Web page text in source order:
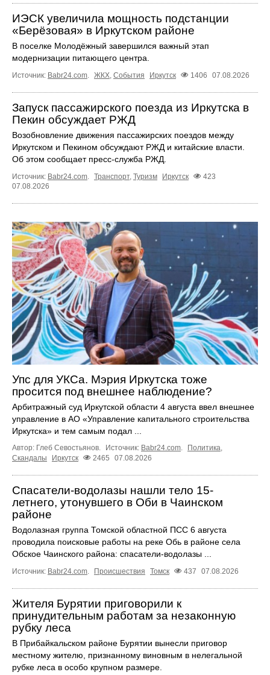
ИЭСК увеличила мощность подстанции
«Берёзовая» в Иркутском районе
В поселке Молодёжный завершился важный этап
модернизации питающего центра.
Источник: Babr24.com. ЖКХ, События Иркутск 1406 07.08.2026
Запуск пассажирского поезда из Иркутска в
Пекин обсуждает РЖД
Возобновление движения пассажирских поездов между
Иркутском и Пекином обсуждают РЖД и китайские власти.
Об этом сообщает пресс‑служба РЖД.
Источник: Babr24.com. Транспорт, Туризм Иркутск
423
07.08.2026
Упс для УКСа. Мэрия Иркутска тоже
просится под внешнее наблюдение?
Арбитражный суд Иркутской области 4 августа ввел внешнее
управление в АО «Управление капитального строительства
Иркутска» и тем самым подал ...
Автор: Глеб Севостьянов. Источник: Babr24.com. Политика,
Скандалы
Иркутск 2465 07.08.2026
Спасатели-водолазы нашли тело 15-
летнего, утонувшего в Оби в Чаинском
районе
Водолазная группа Томской областной ПСС 6 августа
проводила поисковые работы на реке Обь в районе села
Обское Чаинского района: спасатели-водолазы ...
Источник: Babr24.com. Происшествия Томск 437 07.08.2026
Жителя Бурятии приговорили к
принудительным работам за незаконную
рубку леса
В Прибайкальском районе Бурятии вынесли приговор
местному жителю, признанному виновным в нелегальной
рубке леса в особо крупном размере.